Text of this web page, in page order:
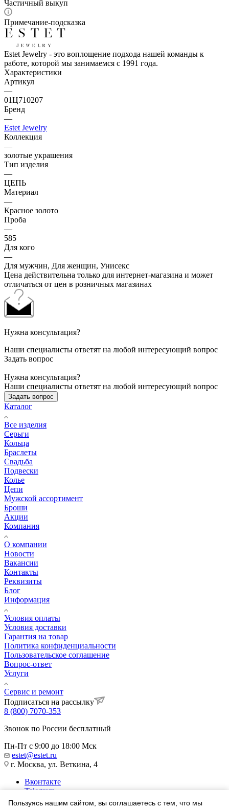
Частичный выкуп
Примечание-подсказка
Estet Jewelry - это воплощение подхода нашей команды к
работе, которой мы занимаемся с 1991 года.
Характеристики
Артикул
—
01Ц710207
Бренд
—
Estet Jewelry
Коллекция
—
золотые украшения
Тип изделия
—
ЦЕПЬ
Материал
—
Красное золото
Проба
—
585
Для кого
—
Для мужчин, Для женщин, Унисекс
Цена действительна только для интернет-магазина и может
отличаться от цен в розничных магазинах
Нужна консультация?
Наши специалисты ответят на любой интересующий вопрос
Задать вопрос
Нужна консультация?
Наши специалисты ответят на любой интересующий вопрос
Задать вопрос
Каталог
Все изделия
Серьги
Кольца
Браслеты
Свадьба
Подвески
Колье
Цепи
Мужской ассортимент
Броши
Акции
Компания
О компании
Новости
Вакансии
Контакты
Реквизиты
Блог
Информация
Условия оплаты
Условия доставки
Гарантия на товар
Политика конфиденциальности
Пользовательское соглашение
Вопрос-ответ
Услуги
Сервис и ремонт
Подписаться на рассылку
8 (800) 7070-353
Звонок по России бесплатный
Пн-Пт с 9:00 до 18:00 Мск
estet@estet.ru
г. Москва, ул. Веткина, 4
Вконтакте
Telegram
Одноклассники
Пользуясь нашим сайтом, вы соглашаетесь с тем, что мы